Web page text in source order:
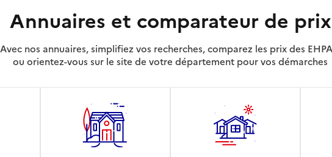
Annuaires et comparateur de prix
Avec nos annuaires, simplifiez vos recherches, comparez les prix des
ou orientez-vous sur le site de votre département pour vos démarches